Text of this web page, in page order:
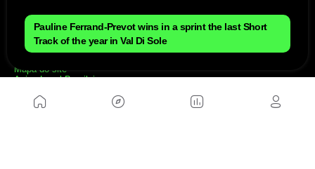
NÓS
Mapa do site
Aviso Legal Brasileiro
Anúnciate con nosotros brasileiro
Política de privacidad brasileiro
Pauline Ferrand-Prevot wins in a sprint the last Short
Track of the year in Val Di Sole